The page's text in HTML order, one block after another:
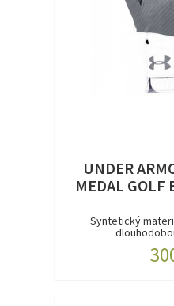
UNDER
MEDAL GOLF
Syntetický